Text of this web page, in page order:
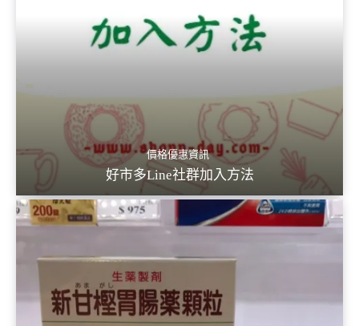
價格優惠資訊
好市多Line社群加入方法